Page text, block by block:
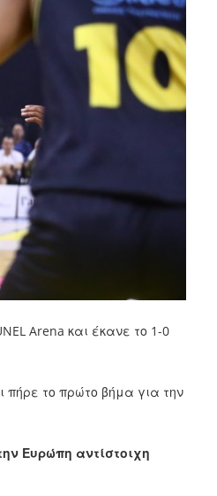
Arena και έκανε το 1-0
πήρε το πρώτο βήμα για την
Ευρώπη αντίστοιχη